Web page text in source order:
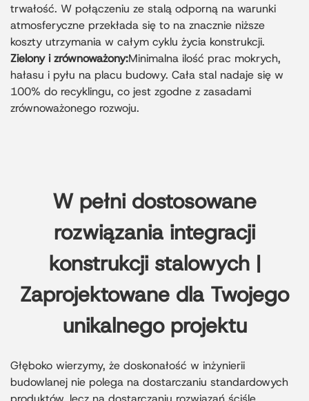
trwałość. W połączeniu ze stalą odporną na warunki
atmosferyczne przekłada się to na znacznie niższe
koszty utrzymania w całym cyklu życia konstrukcji.
Zielony i zrównoważony:Minimalna ilość prac mokrych,
hałasu i pyłu na placu budowy. Cała stal nadaje się w
100% do recyklingu, co jest zgodne z zasadami
zrównoważonego rozwoju.
W pełni dostosowane
rozwiązania integracji
konstrukcji stalowych |
Zaprojektowane dla Twojego
unikalnego projektu
Głęboko wierzymy, że doskonałość w inżynierii
budowlanej nie polega na dostarczaniu standardowych